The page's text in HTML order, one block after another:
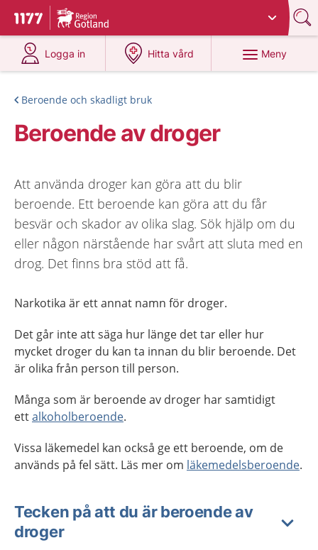
Till startsidan för 1177
Du har valt region
Logga in
på 1177.se
Hitta vård
på 1177.se
Meny
Beroende och skadligt bruk
Beroende av droger
Att använda droger kan göra att du blir
beroende. Ett beroende kan göra att du får
besvär och skador av olika slag. Sök hjälp om du
eller någon närstående har svårt att sluta med en
drog. Det finns bra stöd att få.
Narkotika är ett annat namn för droger.
Det går inte att säga hur länge det tar eller hur
mycket droger du kan ta innan du blir beroende. Det
är olika från person till person.
Många som är beroende av droger har samtidigt
ettalkoholberoende.
Vissa läkemedel kan också ge ett beroende, om de
används på fel sätt. Läs mer om läkemedelsberoende.
Tecken på att du är beroende av
droger